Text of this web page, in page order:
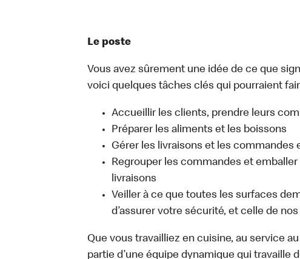
Le poste
Vous avez sûrement une idée de ce que
voici quelques tâches clés qui pourraient
Accueillir les clients, prendre leurs
Préparer les aliments et les boissons
Gérer les livraisons et les commandes
Regrouper les commandes et
livraisons
Veiller à ce que toutes les surfaces
d’assurer votre sécurité, et celle de
Que vous travailliez en cuisine, au service
partie d’une équipe dynamique qui